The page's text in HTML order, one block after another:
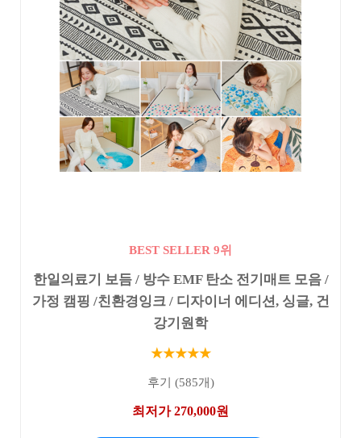
BEST SELLER 9위
한일의료기 보듬 / 방수 EMF 탄소 전기매트 모음 /
가정 캠핑 /친환경잉크 / 디자이너 에디션, 싱글, 건
강기원학
★★★★★
후기 (585개)
최저가 270,000원